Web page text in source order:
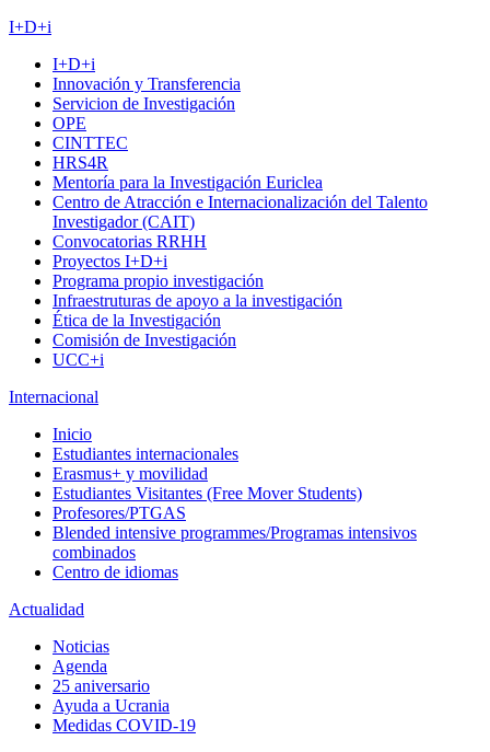
I+D+i
I+D+i
Innovación y Transferencia
Servicion de Investigación
OPE
CINTTEC
HRS4R
Mentoría para la Investigación Euriclea
Centro de Atracción e Internacionalización del Talento
Investigador (CAIT)
Convocatorias RRHH
Proyectos I+D+i
Programa propio investigación
Infraestruturas de apoyo a la investigación
Ética de la Investigación
Comisión de Investigación
UCC+i
Internacional
Inicio
Estudiantes internacionales
Erasmus+ y movilidad
Estudiantes Visitantes (Free Mover Students)
Profesores/PTGAS
Blended intensive programmes/Programas intensivos
combinados
Centro de idiomas
Actualidad
Noticias
Agenda
25 aniversario
Ayuda a Ucrania
Medidas COVID-19